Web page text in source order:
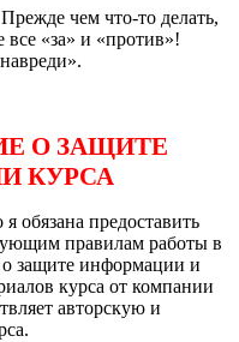
чем что-то делать,
все «за» и «против»!
О ЗАЩИТЕ
КУРСА
обязана предоставить
правилам работы в
защите информации и
курса от компании
авторскую и